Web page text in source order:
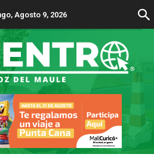
Agosto 9, 2026